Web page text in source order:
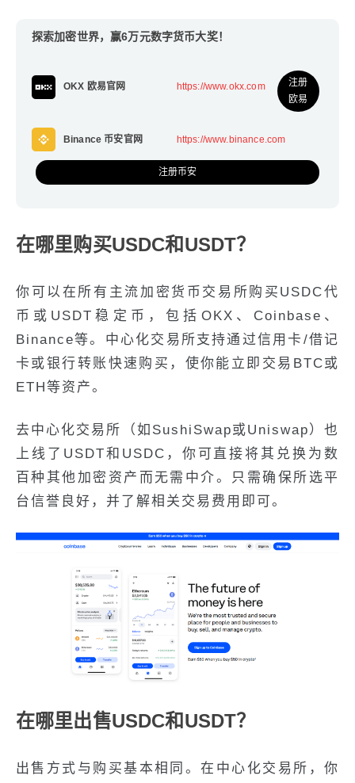
探索加密世界，赢6万元数字货币大奖！
OKX 欧易官网 https://www.okx.com
注册
欧易
Binance 币安官网 https://www.binance.com
注册币安
在哪里购买USDC和USDT？
你可以在所有主流加密货币交易所购买USDC代
币或USDT稳定币，包括OKX、Coinbase、
Binance等。中心化交易所支持通过信用卡/借记
卡或银行转账快速购买，使你能立即交易BTC或
ETH等资产。
去中心化交易所（如SushiSwap或Uniswap）也
上线了USDT和USDC，你可直接将其兑换为数
百种其他加密资产而无需中介。只需确保所选平
台信誉良好，并了解相关交易费用即可。
在哪里出售USDC和USDT？
出售方式与购买基本相同。在中心化交易所，你